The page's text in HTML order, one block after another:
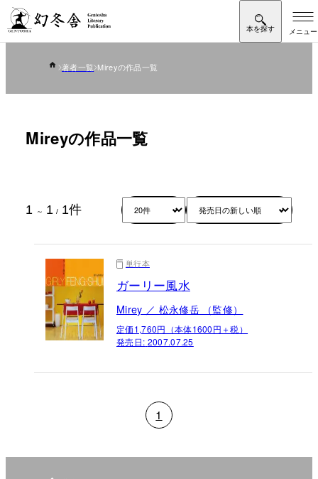
著者一覧 Mireyの作品一覧
Mireyの作品一覧
1 ～ 1 / 1件
単行本
ガーリー風水
Mirey ／ 松永修岳 （監修）
定価1,760円（本体1600円＋税）
発売日: 2007.07.25
1